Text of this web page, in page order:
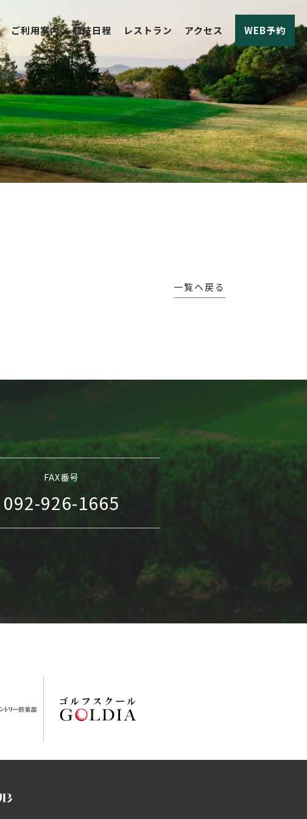
ご利用案内 競技日程 レストラン アクセス WEB予約
一覧へ戻る
FAX番号
092-926-1665